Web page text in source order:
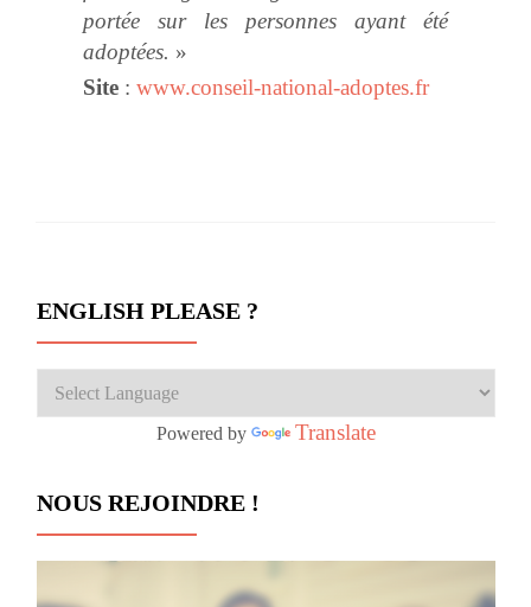
portée sur les personnes ayant été
adoptées. »
Site : www.conseil-national-adoptes.fr
ENGLISH PLEASE ?
Powered by Translate
NOUS REJOINDRE !